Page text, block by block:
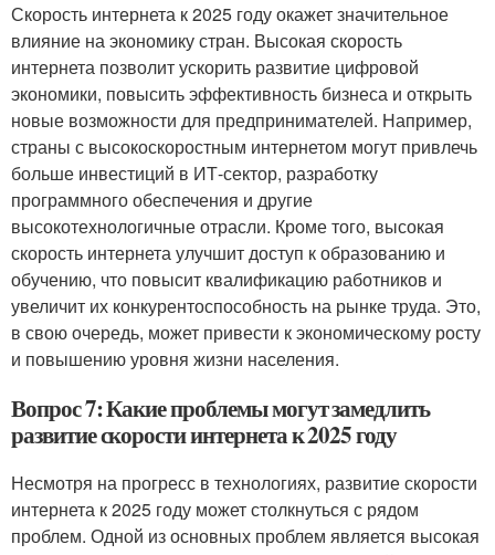
Скорость интернета к 2025 году окажет значительное
влияние на экономику стран. Высокая скорость
интернета позволит ускорить развитие цифровой
экономики, повысить эффективность бизнеса и открыть
новые возможности для предпринимателей. Например,
страны с высокоскоростным интернетом могут привлечь
больше инвестиций в ИТ-сектор, разработку
программного обеспечения и другие
высокотехнологичные отрасли. Кроме того, высокая
скорость интернета улучшит доступ к образованию и
обучению, что повысит квалификацию работников и
увеличит их конкурентоспособность на рынке труда. Это,
в свою очередь, может привести к экономическому росту
и повышению уровня жизни населения.
Вопрос 7: Какие проблемы могут замедлить
развитие скорости интернета к 2025 году
Несмотря на прогресс в технологиях, развитие скорости
интернета к 2025 году может столкнуться с рядом
проблем. Одной из основных проблем является высокая